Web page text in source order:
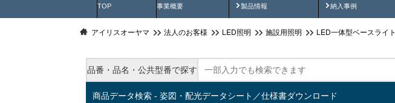
TOP 事業概要 製品情報
製品動画 納入事例
納入事例動画
アイリスオーヤマ 法人のお客様 LED照明 施設用照明 LED一体型ベースライト
品番・品名・公共型番で探す
商品データ検索 - 姿図・配光データシート／仕様書ダウンロード